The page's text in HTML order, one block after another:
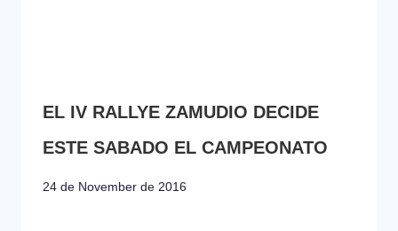
EL IV RALLYE ZAMUDIO DECIDE
ESTE SABADO EL CAMPEONATO
24 de November de 2016